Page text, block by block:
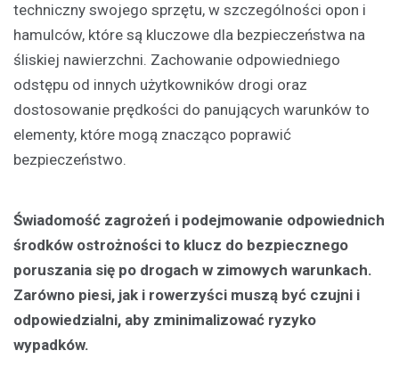
techniczny swojego sprzętu, w szczególności opon i
hamulców, które są kluczowe dla bezpieczeństwa na
śliskiej nawierzchni. Zachowanie odpowiedniego
odstępu od innych użytkowników drogi oraz
dostosowanie prędkości do panujących warunków to
elementy, które mogą znacząco poprawić
bezpieczeństwo.
Świadomość zagrożeń i podejmowanie odpowiednich
środków ostrożności to klucz do bezpiecznego
poruszania się po drogach w zimowych warunkach.
Zarówno piesi, jak i rowerzyści muszą być czujni i
odpowiedzialni, aby zminimalizować ryzyko
wypadków.